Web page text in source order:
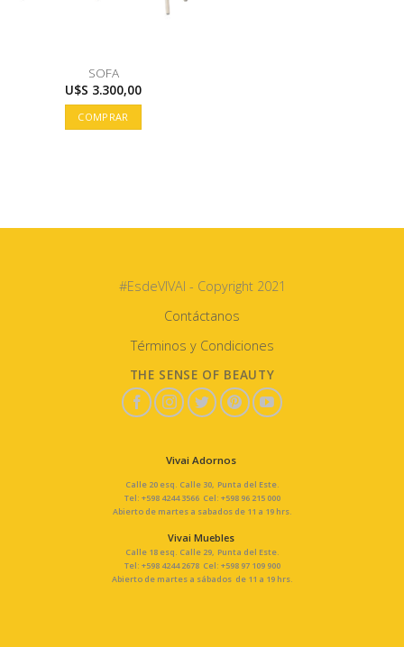
SOFA
U$S 3.300,00
COMPRAR
#EsdeVIVAI - Copyright 2021
Contáctanos
Términos y Condiciones
THE SENSE OF BEAUTY
Vivai Adornos
Calle 20 esq. Calle 30, Punta del Este.
Tel: +598 4244 3566 Cel: +598 96 215 000
Abierto de martes a sabados de 11 a 19 hrs.
Vivai Muebles
Calle 18 esq. Calle 29, Punta del Este.
Tel: +598 4244 2678 Cel: +598 97 109 900
Abierto de martes a sábados de 11 a 19 hrs.